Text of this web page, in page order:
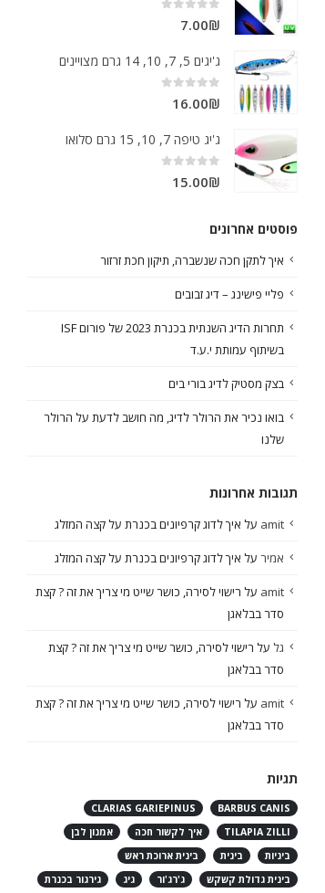
7.00₪
ג'יגים 5, 7, 10, 14 גרם מצויינים
16.00₪
ג'יג טיפה 7, 10, 15 גרם סלואו
15.00₪
פוסטים אחרונים
איך לתקן חכה שנשברה, תיקון חכת זרזור
פליי פישינג – דיג זבובים
תחרות הדיג השנתית בכנרת 2023 של פורום ISF
בשיתוף עמותת י.ע.ד
בצק מסטיק לדיג בורי בים
בואו נכיר את הרולר לדיג, מה חושב לדעת על הרולר
שלנו
תגובות אחרונות
amit על איך לדוג קרפיונים בכנרת על קצה המזלג
אמיר על איך לדוג קרפיונים בכנרת על קצה המזלג
amit על רישוי לסירה, כושר שייט מי צריך את זה ? קצת
סדר בבלאגן
גל על רישוי לסירה, כושר שייט מי צריך את זה ? קצת
סדר בבלאגן
amit על רישוי לסירה, כושר שייט מי צריך את זה ? קצת
סדר בבלאגן
תגיות
BARBUS CANIS
CLARIAS GARIEPINUS
TILAPIA ZILLI
איך לקשור חכה
אמנון לבן
ביניות
בינית
בינית ארוכת ראש
בינית גדולת קשקש
ג'רג'ור גיג
גירגור בכנרת